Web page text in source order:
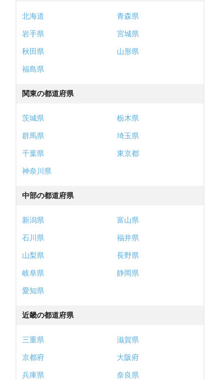
北海道
青森県
岩手県
宮城県
秋田県
山形県
福島県
関東の都道府県
茨城県
栃木県
群馬県
埼玉県
千葉県
東京都
神奈川県
中部の都道府県
新潟県
富山県
石川県
福井県
山梨県
長野県
岐阜県
静岡県
愛知県
近畿の都道府県
三重県
滋賀県
京都府
大阪府
兵庫県
奈良県